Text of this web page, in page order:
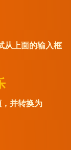
从上面的输入框
并转换为